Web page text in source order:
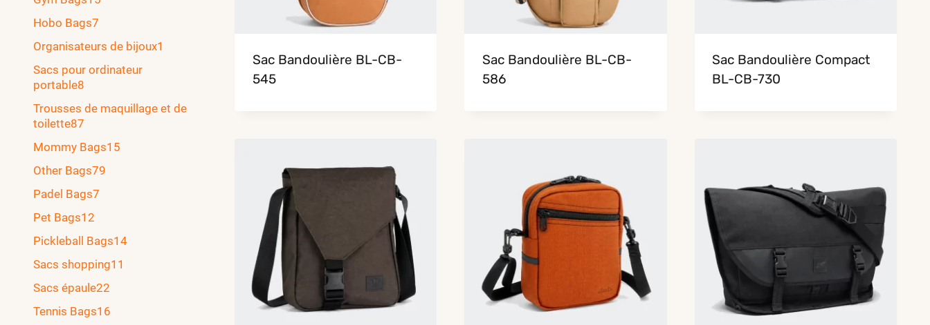
Sac Bandoulière BL-CB-
545
Sac Bandoulière BL-CB-
586
Sac Bandoulière Compact
BL-CB-730
Hobo Bags7
Organisateurs de bijoux1
Sacs pour ordinateur
portable8
Trousses de maquillage et de
toilette87
Mommy Bags15
Other Bags79
Padel Bags7
Pet Bags12
Pickleball Bags14
Sacs shopping11
Sacs épaule22
Tennis Bags16